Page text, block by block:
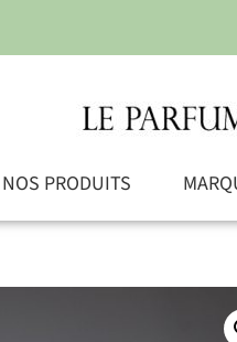
PRODUITS